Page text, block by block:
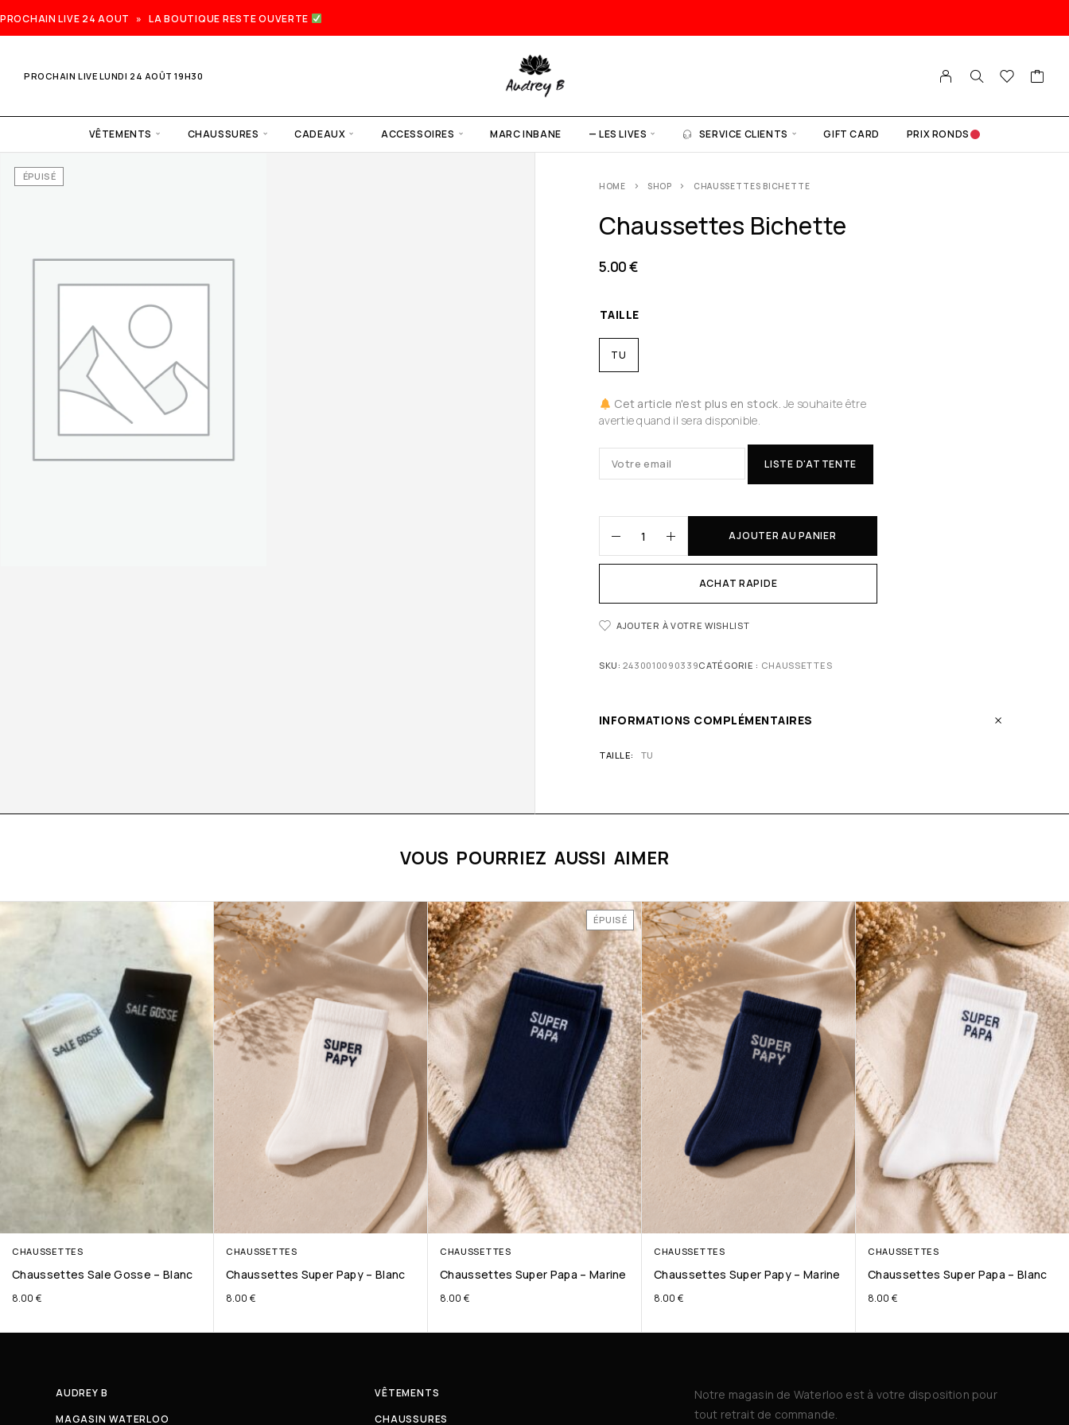
PROCHAIN LIVE 24 AOUT » LA BOUTIQUE RESTE OUVERTE
PROCHAIN LIVE LUNDI 24 AOÛT 19H30
VÊTEMENTS CHAUSSURES CADEAUX ACCESSOIRES MARC INBANE — LES LIVES SERVICE CLIENTS GIFT CARD PRIX RONDS
ÉPUISÉ
HOME SHOP CHAUSSETTES BICHETTE
Chaussettes Bichette
5.00€
TAILLE
TU
Cet article n'est plus en stock. Je souhaite être
avertie quand il sera disponible.
LISTE D'ATTENTE
AJOUTER AU PANIER
ACHAT RAPIDE
AJOUTER À VOTRE WISHLIST
SKU:2430010090339CATÉGORIE : CHAUSSETTES
INFORMATIONS COMPLÉMENTAIRES
TAILLE TU
VOUS POURRIEZ AUSSI AIMER
CHAUSSETTES
Chaussettes Sale Gosse – Blanc
8.00 €
CHAUSSETTES
Chaussettes Super Papy – Blanc
8.00 €
ÉPUISÉ
CHAUSSETTES
Chaussettes Super Papa – Marine
8.00 €
CHAUSSETTES
Chaussettes Super Papy – Marine
8.00 €
CHAUSSETTES
Chaussettes Super Papa – Blanc
8.00 €
AUDREY B
MAGASIN WATERLOO
VÊTEMENTS
CHAUSSURES
Notre magasin de Waterloo est à votre disposition pour
tout retrait de commande.